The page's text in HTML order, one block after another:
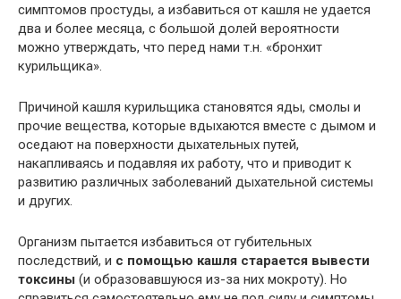
симптомов простуды, а избавиться от кашля не удается
два и более месяца, с большой долей вероятности
можно утверждать, что перед нами т.н. «бронхит
курильщика».
Причиной кашля курильщика становятся яды, смолы и
прочие вещества, которые вдыхаются вместе с дымом и
оседают на поверхности дыхательных путей,
накапливаясь и подавляя их работу, что и приводит к
развитию различных заболеваний дыхательной системы
и других.
Организм пытается избавиться от губительных
последствий, и с помощью кашля старается вывести
токсины (и образовавшуюся из-за них мокроту). Но